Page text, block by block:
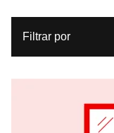
Filtrar por